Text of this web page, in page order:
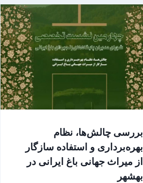
بررسی چالش‌ها، نظام
بهره‌برداری و استفاده سازگار
از میراث جهانی باغ ایرانی در
بهشهر